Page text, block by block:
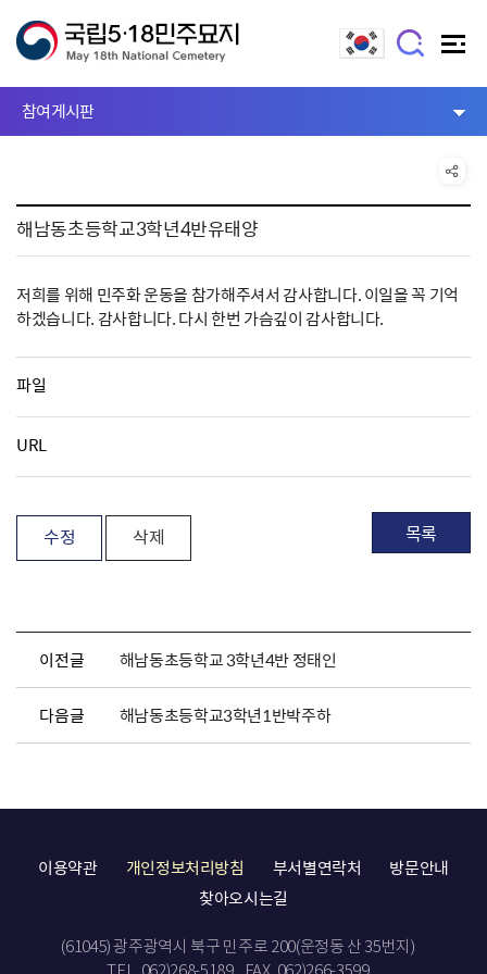
참여게시판
해남동초등학교3학년4반유태양
저희를 위해 민주화 운동을 참가해주셔서 감사합니다. 이일을 꼭 기억
하겠습니다. 감사합니다. 다시 한번 가슴깊이 감사합니다.
파일
URL
수정 삭제 목록
이전글 해남동초등학교 3학년4반 정태인
다음글 해남동초등학교3학년1반박주하
이용약관 개인정보처리방침 부서별연락처
방문안내
찾아오시는길
(61045) 광주광역시 북구 민주로 200(운정동 산 35번지)